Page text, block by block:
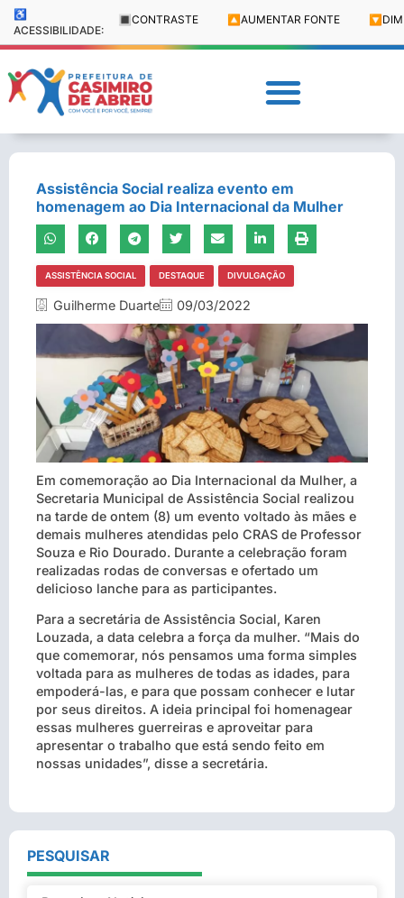
♿
ACESSIBILIDADE:
🔳 CONTRASTE 🔼 AUMENTAR FONTE 🔽
Assistência Social realiza evento em
homenagem ao Dia Internacional da Mulher
ASSISTÊNCIA SOCIAL DESTAQUE DIVULGAÇÃO
Guilherme Duarte 09/03/2022
Em comemoração ao Dia Internacional da Mulher, a
Secretaria Municipal de Assistência Social realizou
na tarde de ontem (8) um evento voltado às mães e
demais mulheres atendidas pelo CRAS de Professor
Souza e Rio Dourado. Durante a celebração foram
realizadas rodas de conversas e ofertado um
delicioso lanche para as participantes.
Para a secretária de Assistência Social, Karen
Louzada, a data celebra a força da mulher. “Mais do
que comemorar, nós pensamos uma forma simples
voltada para as mulheres de todas as idades, para
empoderá-las, e para que possam conhecer e lutar
por seus direitos. A ideia principal foi homenagear
essas mulheres guerreiras e aproveitar para
apresentar o trabalho que está sendo feito em
nossas unidades”, disse a secretária.
PESQUISAR